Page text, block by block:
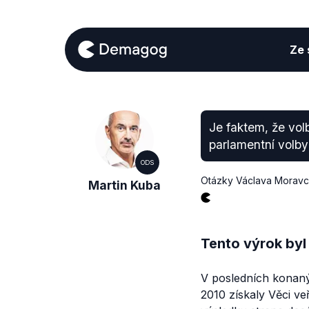
Ze
ODS
Martin Kuba
Je faktem, že
parlamentní
Otázky Václava
Tento výrok
V posledních
2010 získaly Věci